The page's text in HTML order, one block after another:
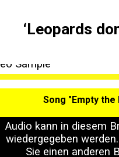
‘Leopards
Song "Empty the
Audio kann in diesem
wiedergegeben
Sie einen anderen